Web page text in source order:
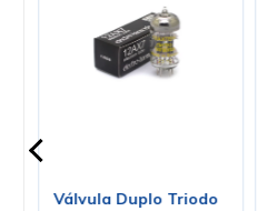
Válvula Duplo Triodo